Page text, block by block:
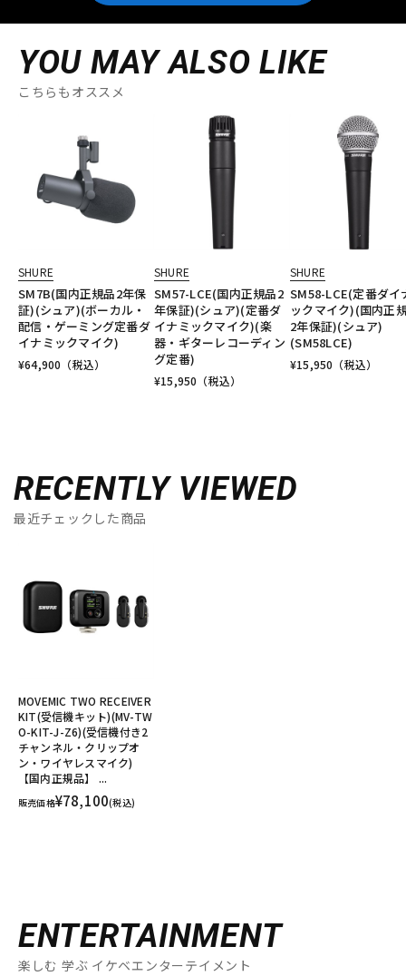
YOU MAY ALSO LIKE
こちらもオススメ
SHURE
SM7B(国内正規品2年保
証)(シュア)(ボーカル・
配信・ゲーミング定番ダ
イナミックマイク)
¥64,900 （税込）
SHURE
SM57-LCE(国内正規品2
年保証)(シュア)(定番ダ
イナミックマイク)(楽
器・ギターレコーディン
グ定番)
¥15,950 （税込）
SHURE
SM58-LCE(定番ダイ
ックマイク)(国内正
2年保証)(シュア)
(SM58LCE)
¥15,950 （税込）
RECENTLY VIEWED
最近チェックした商品
MOVEMIC TWO RECEIVER
KIT(受信機キット)(MV-TW
O-KIT-J-Z6)(受信機付き2
チャンネル・クリップオ
ン・ワイヤレスマイク)
【国内正規品】 ...
販売価格¥78,100(税込)
ENTERTAINMENT
楽しむ 学ぶ イケベエンターテイメント